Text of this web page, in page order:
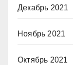
Декабрь 2021
Ноябрь 2021
Октябрь 2021